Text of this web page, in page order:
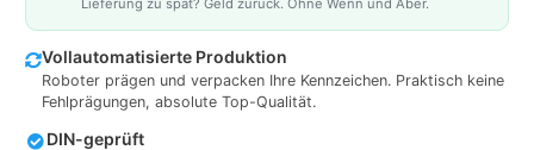
Lieferung zu spät? Geld zurück. Ohne Wenn und Aber.
Vollautomatisierte Produktion
Roboter prägen und verpacken Ihre Kennzeichen. Praktisch keine
Fehlprägungen, absolute Top-Qualität.
DIN-geprüft